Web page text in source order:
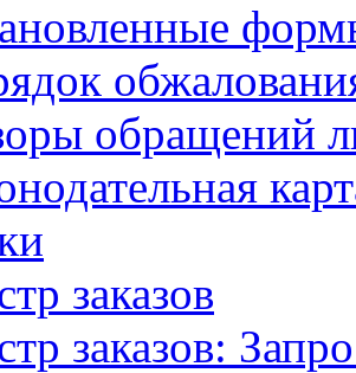
обращений
заказов
заказов: